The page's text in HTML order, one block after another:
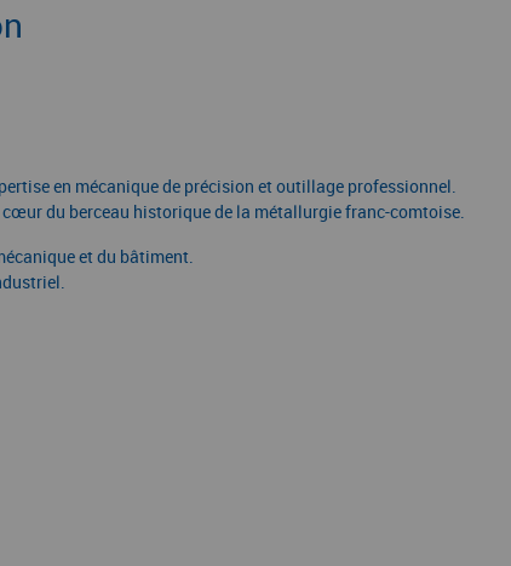
en mécanique de précision et outillage professionnel.
du berceau historique de la métallurgie franc-comtoise.
et du bâtiment.